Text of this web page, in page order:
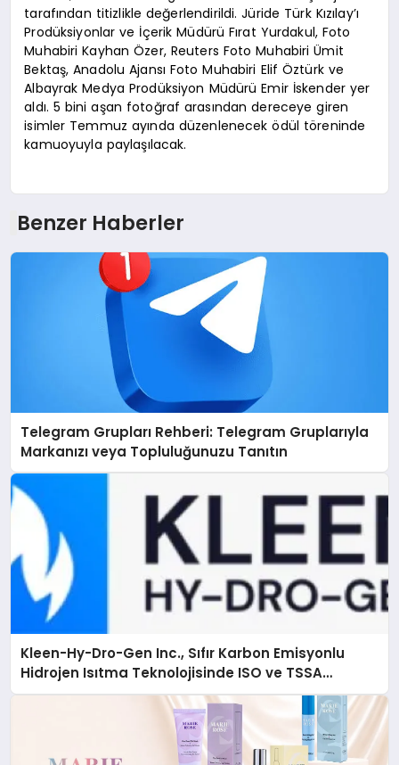
tarafından titizlikle değerlendirildi. Jüride Türk Kızılay’ı
Prodüksiyonlar ve İçerik Müdürü Fırat Yurdakul, Foto
Muhabiri Kayhan Özer, Reuters Foto Muhabiri Ümit
Bektaş, Anadolu Ajansı Foto Muhabiri Elif Öztürk ve
Albayrak Medya Prodüksiyon Müdürü Emir İskender yer
aldı. 5 bini aşan fotoğraf arasından dereceye giren
isimler Temmuz ayında düzenlenecek ödül töreninde
kamuoyuyla paylaşılacak.
Benzer Haberler
Telegram Grupları Rehberi: Telegram Gruplarıyla
Markanızı veya Topluluğunuzu Tanıtın
Kleen-Hy-Dro-Gen Inc., Sıfır Karbon Emisyonlu
Hidrojen Isıtma Teknolojisinde ISO ve TSSA
Düzenleyici Onaylarını Aldı